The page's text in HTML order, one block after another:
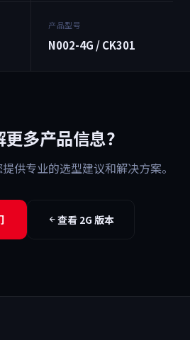
产品型号
N002-4G / CK301
多产品信息？
供专业的选型建议和解决方案。
查看 2G 版本